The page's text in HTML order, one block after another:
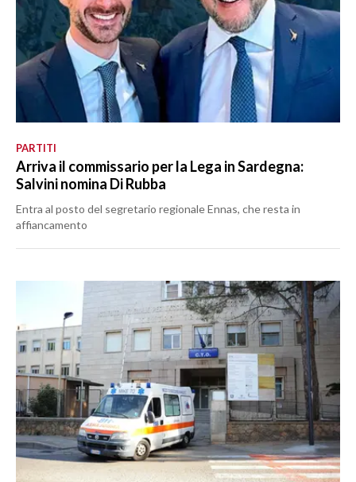
PARTITI
Arriva il commissario per la Lega in Sardegna:
Salvini nomina Di Rubba
Entra al posto del segretario regionale Ennas, che resta in
affiancamento